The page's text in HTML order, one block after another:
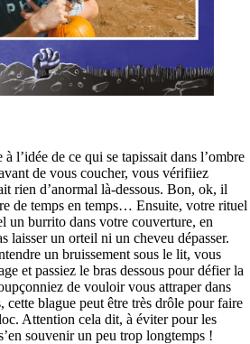
à l’idée de ce qui se tapissait dans l’ombre
de vous coucher, vous vérifiiez
rien d’anormal là-dessous. Bon, ok, il
de temps en temps… Ensuite, votre rituel
un burrito dans votre couverture, en
laisser un orteil ni un cheveu dépasser.
un bruissement sous le lit, vous
et passiez le bras dessous pour défier la
de vouloir vous attraper dans
cette blague peut être très drôle pour faire
Attention cela dit, à éviter pour les
souvenir un peu trop longtemps !